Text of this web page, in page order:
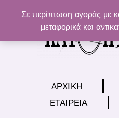
Σε περίπτωση αγοράς με
μεταφορικά και
περιεχόμενο
ΑΡΧΙΚΉ
ΕΤΑΙΡΕΊΑ